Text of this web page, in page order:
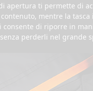
apertura ti permette di
mentre la
consente di riporre in
perderli nel grande